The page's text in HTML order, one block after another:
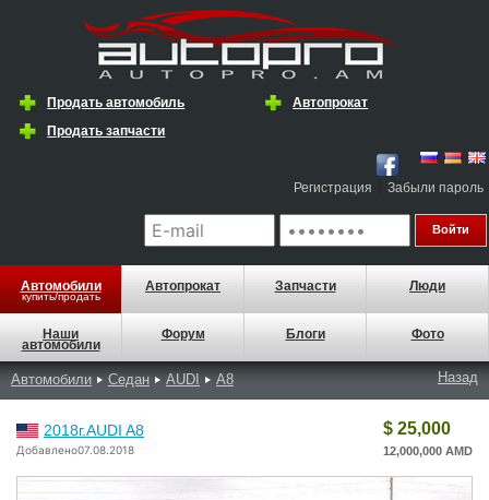
Продать автомобиль
Автопрокат
Продать запчасти
Регистрация Забыли пароль
Автомобили
купить/продать
Автопрокат Запчасти Люди
Наши
автомобили
Форум Блоги Фото
Автомобили Седан AUDI A8 Назад
2018г.AUDI A8
Добавлено07.08.2018
$ 25,000
12,000,000 AMD